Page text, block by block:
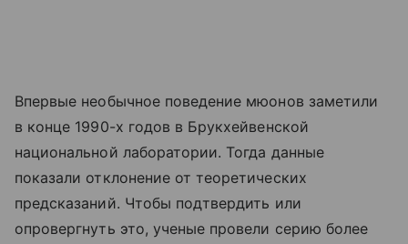
Впервые необычное поведение мюонов заметили
в конце 1990-х годов в Брукхейвенской
национальной лаборатории. Тогда данные
показали отклонение от теоретических
предсказаний. Чтобы подтвердить или
опровергнуть это, ученые провели серию более